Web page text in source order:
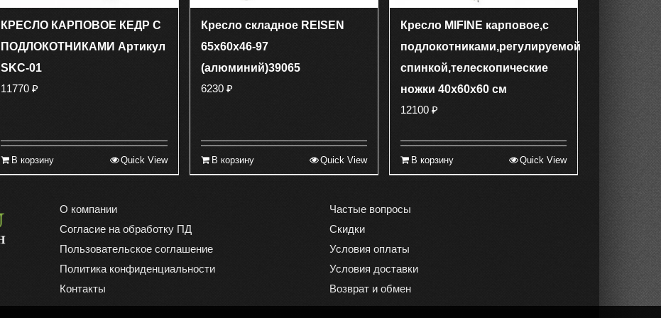
КРЕСЛО КАРПОВОЕ КЕДР С
ПОДЛОКОТНИКАМИ Артикул
SKC-01
11770₽
В корзину Quick View
Кресло складное REISEN
65x60x46-97
(алюминий)39065
6230 ₽
В корзину Quick View
Кресло MIFINE карповое,с
подлокотниками,регулируемой
спинкой,телескопические
ножки 40х60х60 см
12100 ₽
В корзину Quick View
О компании
Согласие на обработку ПД
Пользовательское соглашение
Политика конфиденциальности
Контакты
Частые вопросы
Скидки
Условия оплаты
Условия доставки
Возврат и обмен